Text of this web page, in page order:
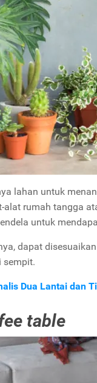
lahan untuk
alat rumah tangga
untuk
dapat
sempit.
Dua Lantai dan
table